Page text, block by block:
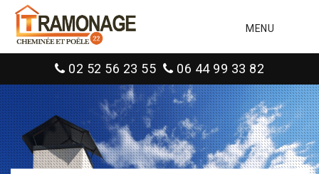
MENU
02 52 56 23 55 06 44 99 33 82